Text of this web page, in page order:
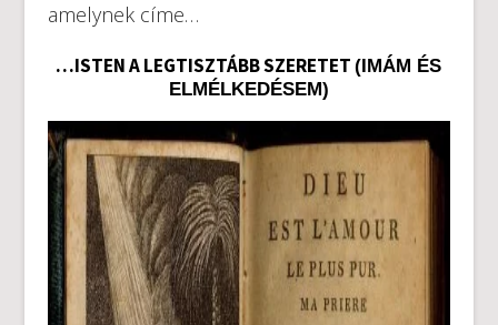
amelynek címe…
…ISTEN A LEGTISZTÁBB SZERETET(IMÁM ÉS
ELMÉLKEDÉSEM)